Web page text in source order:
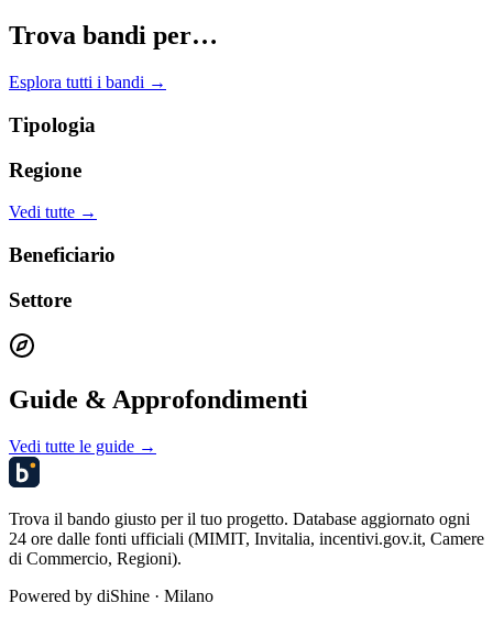
Trova bandi per…
Esplora tutti i bandi →
Tipologia
Regione
Vedi tutte →
Beneficiario
Settore
Guide & Approfondimenti
Vedi tutte le guide →
Trova il bando giusto per il tuo progetto. Database aggiornato ogni
24 ore dalle fonti ufficiali (MIMIT, Invitalia, incentivi.gov.it, Camere
di Commercio, Regioni).
Powered by diShine · Milano